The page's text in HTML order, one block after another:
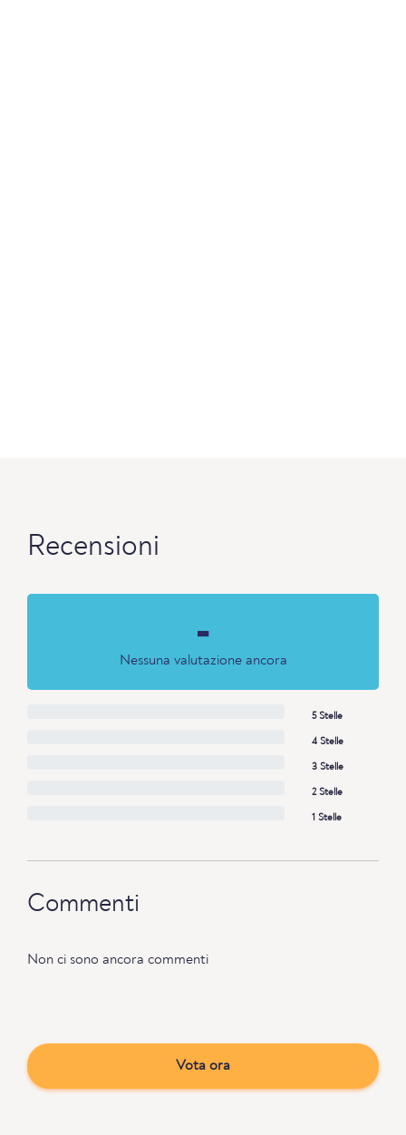
Recensioni
-
Nessuna valutazione ancora
5 Stelle
4 Stelle
3 Stelle
2 Stelle
1 Stelle
Commenti
Non ci sono ancora commenti
Vota ora